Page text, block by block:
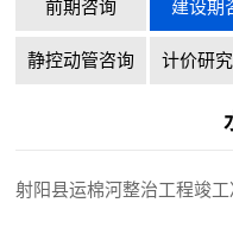
前期咨询 建设期
静控动管咨询 计价研
射阳县运棉河整治工程竣